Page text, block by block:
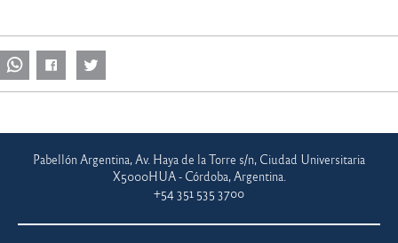
Pabellón Argentina, Av. Haya de la Torre s/n, Ciudad Universitaria
X5000HUA - Córdoba, Argentina.
+54 351 535 3700